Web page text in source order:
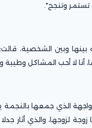
وتنجح".
وبين الشخصية،
أنا لا أحب المشاكل
الذي جمعها بالنجمة
زوجة لزوجها، والذي أثار